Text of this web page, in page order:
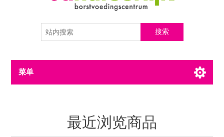
菜单
最近浏览商品